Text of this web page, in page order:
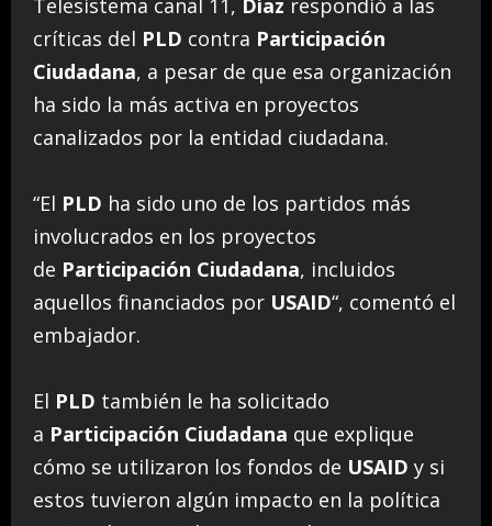
Telesistema canal 11, Díaz respondió a las
críticas del PLD contra Participación
Ciudadana, a pesar de que esa organización
ha sido la más activa en proyectos
canalizados por la entidad ciudadana.
“El PLD ha sido uno de los partidos más
involucrados en los proyectos
de Participación Ciudadana, incluidos
aquellos financiados por USAID“, comentó el
embajador.
El PLD también le ha solicitado
a Participación Ciudadana que explique
cómo se utilizaron los fondos de USAID y si
estos tuvieron algún impacto en la política